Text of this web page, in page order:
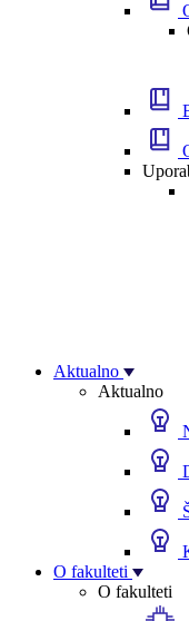
Aktualno
Aktualno
O fakulteti
O fakulteti